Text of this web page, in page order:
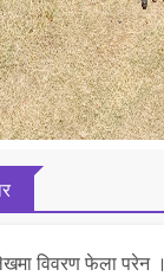
विवरण फेला परेन ।